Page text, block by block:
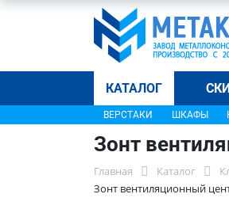
КАТАЛОГ
ВЕРСТАКИ ШКАФЫ
Зонт
Главная Каталог
Зонт вентиляционный